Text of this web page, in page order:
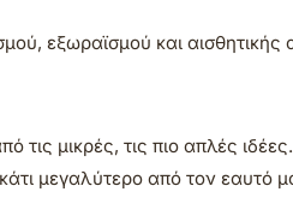
εξωραϊσμού και
τις μικρές, τις πιο απλές
μεγαλύτερο από τον εαυτό